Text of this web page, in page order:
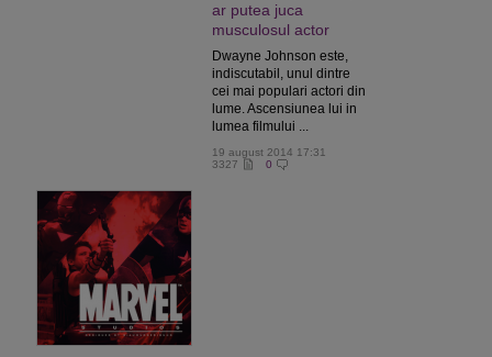
ar putea juca
musculosul actor
Dwayne Johnson este,
indiscutabil, unul dintre
cei mai populari actori din
lume. Ascensiunea lui in
lumea filmului ...
19 august 2014 17:31
3327
0